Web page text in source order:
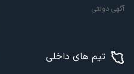
آگهی دولتی
تیم های داخلی